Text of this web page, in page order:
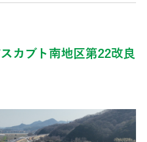
カブト南地区第22改良